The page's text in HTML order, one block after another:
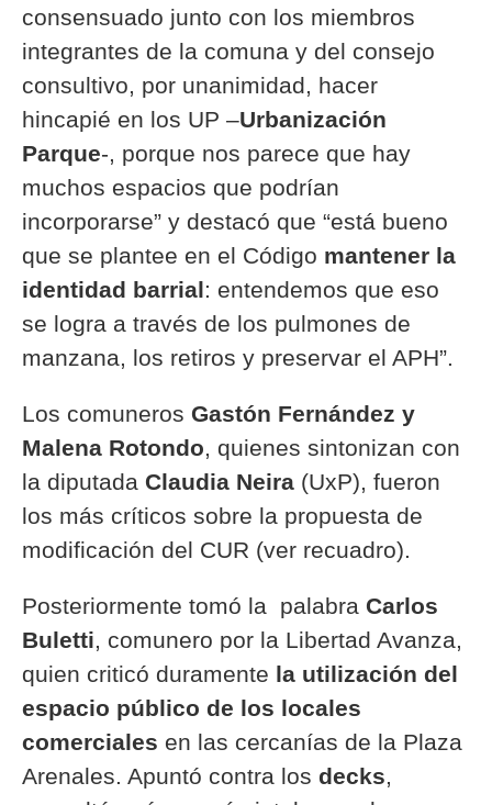
consensuado junto con los miembros
integrantes de la comuna y del consejo
consultivo, por unanimidad, hacer
hincapié en los UP –Urbanización
Parque-, porque nos parece que hay
muchos espacios que podrían
incorporarse” y destacó que “está bueno
que se plantee en el Código mantener la
identidad barrial: entendemos que eso
se logra a través de los pulmones de
manzana, los retiros y preservar el APH”.
Los comuneros Gastón Fernández y
Malena Rotondo, quienes sintonizan con
la diputada Claudia Neira (UxP), fueron
los más críticos sobre la propuesta de
modificación del CUR (ver recuadro).
Posteriormente tomó la palabra Carlos
Buletti, comunero por la Libertad Avanza,
quien criticó duramente la utilización del
espacio público de los locales
comerciales en las cercanías de la Plaza
Arenales. Apuntó contra los decks,